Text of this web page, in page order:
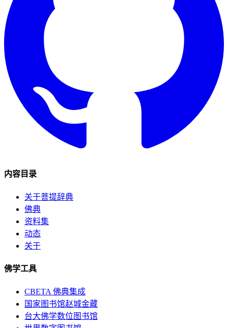
内容目录
关于菩提辞典
佛典
资料集
动态
关于
佛学工具
CBETA 佛典集成
国家图书馆赵城金藏
台大佛学数位图书馆